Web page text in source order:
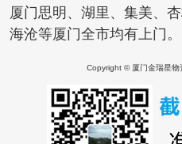
厦门思明、湖里、集美、
海沧等厦门全市均有上门。
Copyright © 厦门金瑞星物